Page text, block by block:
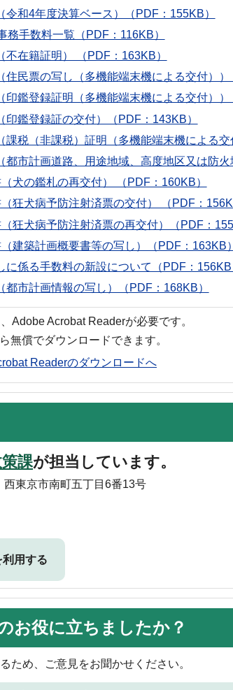
和4年度決算ベース）（PDF：155KB）
務手数料一覧（PDF：116KB）
在籍証明） （PDF：163KB）
民票の写し（多機能端末機による交付））
鑑登録証明（多機能端末機による交付））
鑑登録証の交付）（PDF：143KB）
課税（非課税）証明（多機能端末機による交
都市計画道路、用途地域、高度地区又は防
犬の鑑札の再交付） （PDF：160KB）
狂犬病予防注射済票の交付） （PDF：
狂犬病予防注射済票の再交付）（PDF：
建築計画概要書等の写し）（PDF：163KB）
係る手数料の新設について（PDF：156KB
市計画情報の写し）（PDF：168KB）
Adobe Acrobat Readerが必要です。
無償でダウンロードできます。
Readerのダウンロードへ
課が担当しています。
東京市南町五丁目6番13号
用する
お役に立ちましたか？
ため、ご意見をお聞かせください。